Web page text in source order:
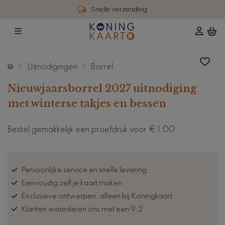
Snelle verzending
Uitnodigingen Borrel
Nieuwjaarsborrel 2027 uitnodiging
met winterse takjes en bessen
Bestel gemakkelijk een proefdruk voor € 1,00
Persoonlijke service en snelle levering
Eenvoudig zelf je kaart maken
Exclusieve ontwerpen, alleen bij Koningkaart
Klanten waarderen ons met een 9.2